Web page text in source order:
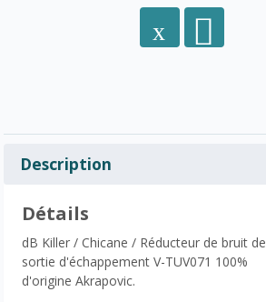
Description
Détails
dB Killer / Chicane / Réducteur de bruit de
sortie d'échappement V-TUV071 100%
d'origine Akrapovic.